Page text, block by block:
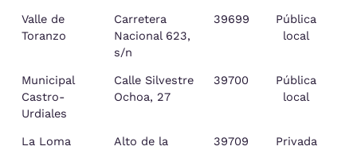
Valle de
Toranzo
Carretera
Nacional 623,
s/n
39699
Pública
local
Municipal
Castro-
Urdiales
Calle Silvestre
Ochoa, 27
39700
Pública
local
La Loma
Alto de la
39709 Privada